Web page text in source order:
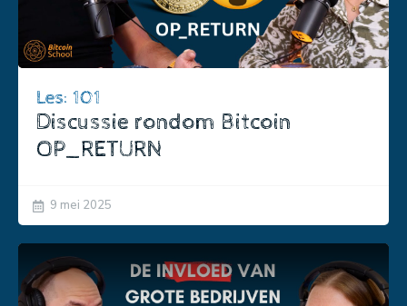
Les: 101
Discussie rondom Bitcoin
OP_RETURN
9 mei 2025